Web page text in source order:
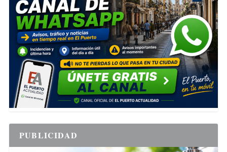
PUBLICIDAD